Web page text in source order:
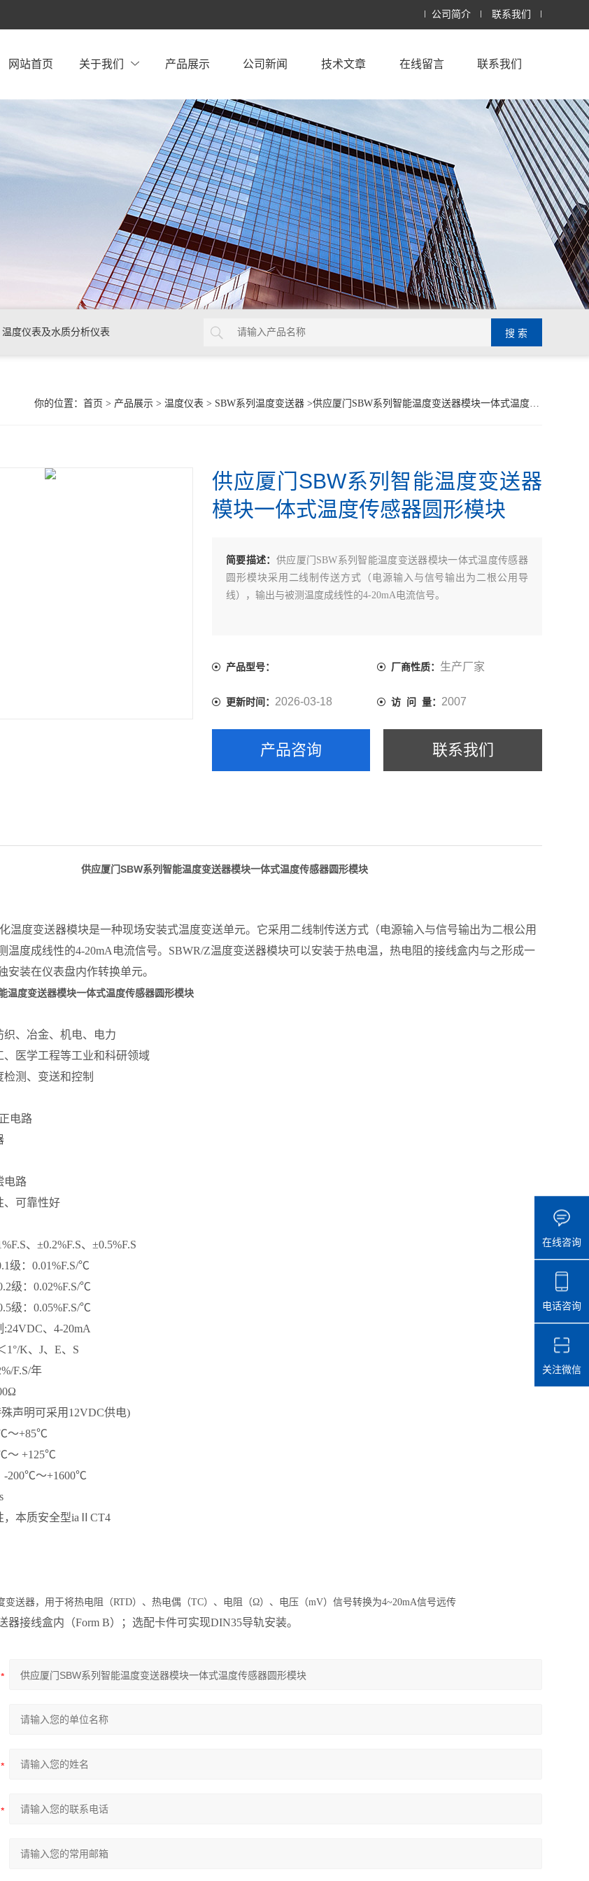
公司简介 联系我们
网站首页 关于我们 产品展示 公司新闻 技术文章 在线留言 联系我们
度仪表及水质分析仪表
你的位置：首页 > 产品展示 >温度仪表 > SBW系列温度变送器 >供应厦门SBW系列智能温度变送器模块一体式温度传感器圆形模块
供应厦门SBW系列智能温度变送器
模块一体式温度传感器圆形模块
简要描述： 供应厦门SBW系列智能温度变送器模块一体式温度传感器
圆形模块采用二线制传送方式（电源输入与信号输出为二根公用导
线），输出与被测温度成线性的4-20mA电流信号。
产品型号： 厂商性质： 生产厂家
更新时间： 2026-03-18 访 问 量： 2007
产品咨询 联系我们
供应厦门SBW系列智能温度变送器模块一体式温度传感器圆形模块
度变送器模块是一种现场安装式温度变送单元。它采用二线制传送方式（电源输入与信号输出为二根公用
温度成线性的4-20mA电流信号。SBWR/Z温度变送器模块可以安装于热电温，热电阻的接线盒内与之形成一
安装在仪表盘内作转换单元。
温度变送器模块一体式温度传感器圆形模块
、冶金、机电、电力
医学工程等工业和科研领域
测、变送和控制
电路
电路
可靠性好
、±0.2%F.S、±0.5%F.S
级：0.01%F.S/℃
℃
℃
、4-20mA
K、J、E、S
F.S/年
声明可采用12VDC供电)
～+85℃
～ +125℃
200℃～+1600℃
本质安全型iaⅡCT4
变送器，用于将热电阻（RTD）、热电偶（TC）、电阻（Ω）、电压（mV）信号转换为4~20mA信号远传
器接线盒内（Form B）；选配卡件可实现DIN35导轨安装。
在线咨询
电话咨询
关注微信